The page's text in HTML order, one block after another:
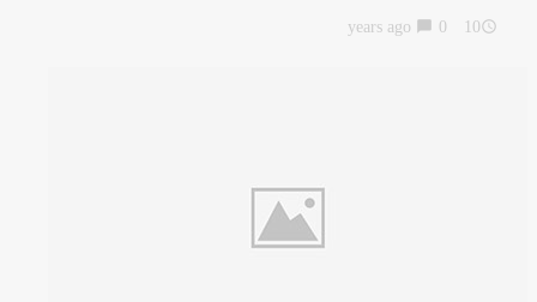
access_time
10 years ago
chat_bubble